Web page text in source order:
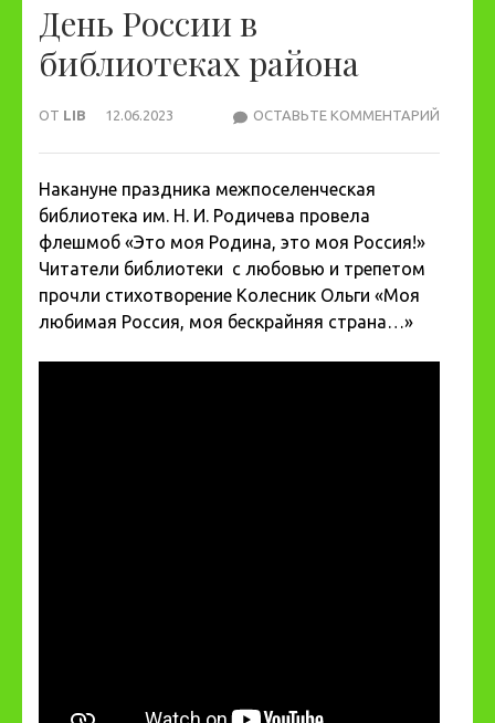
День России в
библиотеках района
ОТ LIB 12.06.2023 ОСТАВЬТЕ КОММЕНТАРИЙ
Накануне праздника межпоселенческая
библиотека им. Н. И. Родичева провела
флешмоб «Это моя Родина, это моя Россия!»
Читатели библиотеки с любовью и трепетом
прочли стихотворение Колесник Ольги «Моя
любимая Россия, моя бескрайняя страна…»